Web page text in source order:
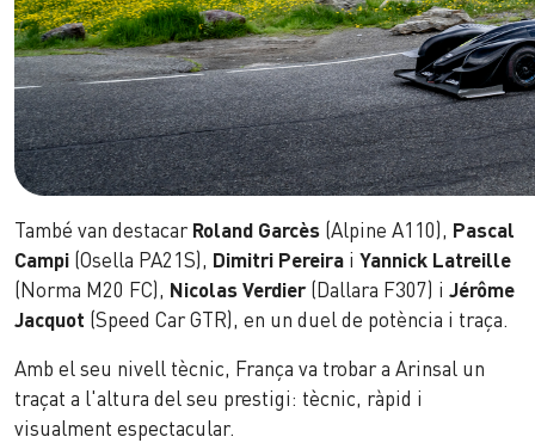
També van destacar Roland Garcès (Alpine A110), Pascal
Campi (Osella PA21S), Dimitri Pereira i Yannick Latreille
(Norma M20 FC), Nicolas Verdier(Dallara F307) i Jérôme
Jacquot (Speed Car GTR), en un duel de potència i traça.
Amb el seu nivell tècnic, França va trobar a Arinsal un
traçat a l'altura del seu prestigi: tècnic, ràpid i
visualment espectacular.